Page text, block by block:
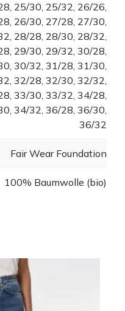
25/30, 25/32, 26/26,
26/30, 27/28, 27/30,
28/28, 28/30, 28/32,
29/30, 29/32, 30/28,
30/32, 31/28, 31/30,
32/28, 32/30, 32/32,
33/30, 33/32, 34/28,
34/32, 36/28, 36/30,
36/32
Fair Wear Foundation
100% Baumwolle (bio)